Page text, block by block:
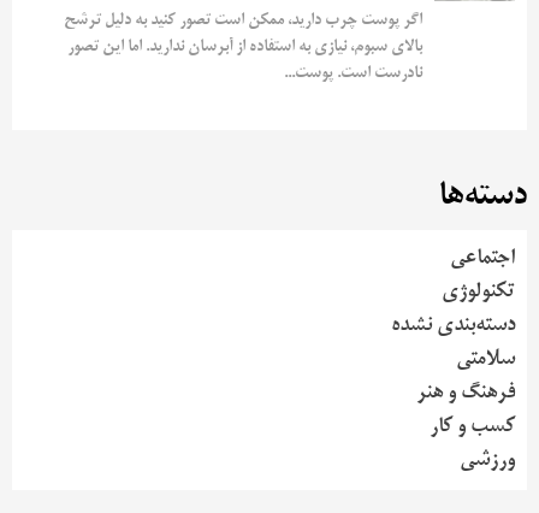
اگر پوست چرب دارید، ممکن است تصور کنید به دلیل ترشح
بالای سبوم، نیازی به استفاده از آبرسان ندارید. اما این تصور
نادرست است. پوست...
دسته‌ها
اجتماعی
تکنولوژی
دسته‌بندی نشده
سلامتی
فرهنگ و هنر
کسب و کار
ورزشی